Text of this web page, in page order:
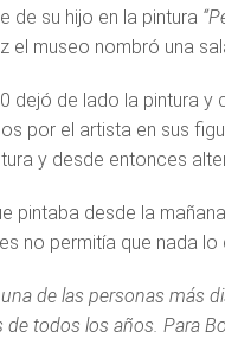
de su hijo en la pintura
el museo nombró una
dejó de lado la pintura
por el artista en sus
y desde entonces
pintaba desde la
no permitía que nada lo
de las personas más
todos los años. Para